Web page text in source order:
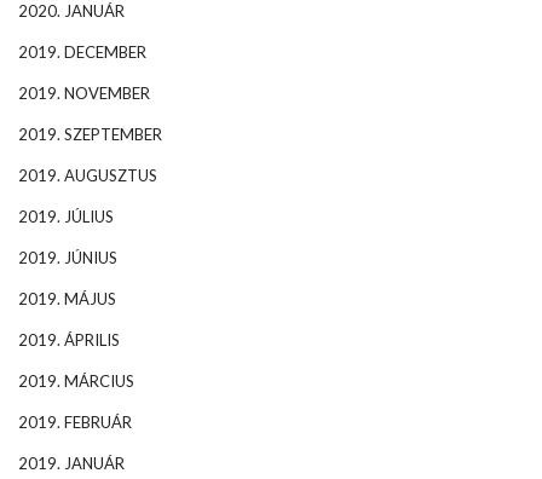
2020. JANUÁR
2019. DECEMBER
2019. NOVEMBER
2019. SZEPTEMBER
2019. AUGUSZTUS
2019. JÚLIUS
2019. JÚNIUS
2019. MÁJUS
2019. ÁPRILIS
2019. MÁRCIUS
2019. FEBRUÁR
2019. JANUÁR